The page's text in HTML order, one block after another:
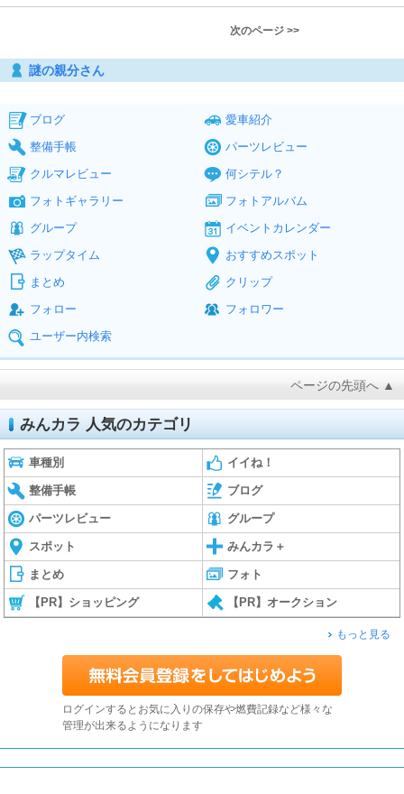
次のページ >>
謎の親分さん
ブログ
愛車紹介
整備手帳
パーツレビュー
クルマレビュー
何シテル？
フォトギャラリー
フォトアルバム
グループ
イベントカレンダー
ラップタイム
おすすめスポット
まとめ
クリップ
フォロー
フォロワー
ユーザー内検索
ページの先頭へ ▲
みんカラ 人気のカテゴリ
車種別 イイね！
整備手帳 ブログ
パーツレビュー グループ
スポット みんカラ＋
まとめ フォト
【PR】ショッピング 【PR】オークション
もっと見る
ログインするとお気に入りの保存や燃費記録など様々な
管理が出来るようになります